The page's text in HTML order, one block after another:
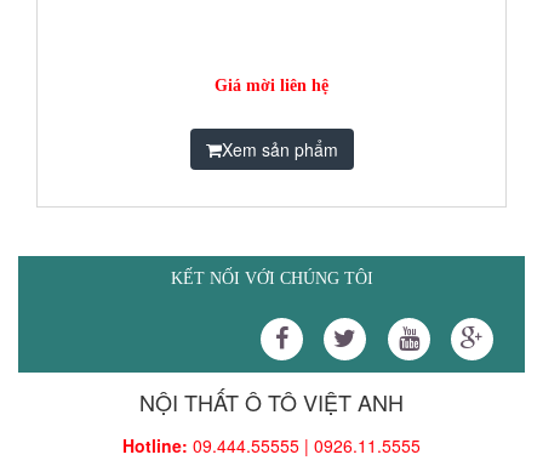
Giá mời liên hệ
Xem sản phẩm
KẾT NỐI VỚI CHÚNG TÔI
NỘI THẤT Ô TÔ VIỆT ANH
Hotline: 09.444.55555 | 0926.11.5555